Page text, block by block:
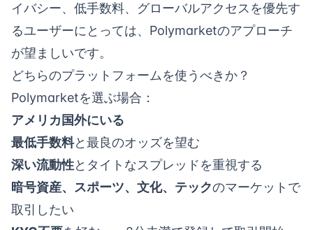
イバシー、低手数料、グローバルアクセスを優先す
るユーザーにとっては、Polymarketのアプローチ
が望ましいです。
どちらのプラットフォームを使うべきか？
Polymarketを選ぶ場合：
アメリカ国外にいる
最低手数料と最良のオッズを望む
深い流動性とタイトなスプレッドを重視する
暗号資産、スポーツ、文化、テックのマーケットで
取引したい